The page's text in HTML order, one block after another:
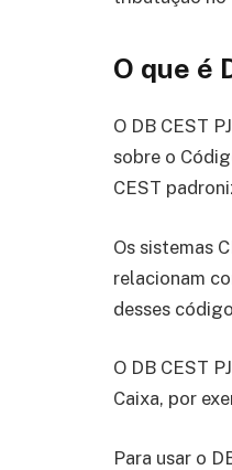
O que é
O DB CEST
sobre o
CEST
Os sistemas
relacionam
desses
O DB CEST
Caixa, por
Para usar o